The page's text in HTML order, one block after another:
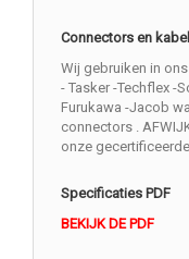
Connectors en kabel
Wij gebruiken in
- Tasker -Techflex -
Furukawa -Jacob
connectors .
onze
Specificaties PDF
BEKIJK DE PDF